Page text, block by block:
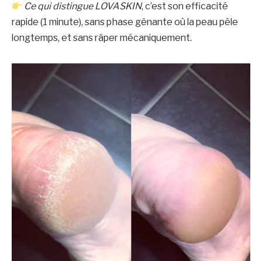
Ce qui distingue LOVASKIN, c’est son efficacité
rapide (1 minute), sans phase gênante où la peau pèle
longtemps, et sans râper mécaniquement.